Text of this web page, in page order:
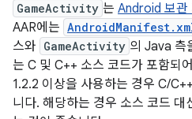
GameActivity 는 Android 보관
AAR에는
스와 GameActivity 의 Java 측
는 C 및 C++ 소스 코드가 포함되
1.2.2 이상을 사용하는 경우 C/
니다. 해당하는 경우 소스 코드